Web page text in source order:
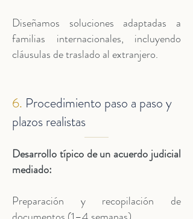
Diseñamos soluciones adaptadas a
familias internacionales, incluyendo
cláusulas de traslado al extranjero.
6. Procedimiento paso a paso y
plazos realistas
Desarrollo típico de un acuerdo judicial
mediado:
Preparación y recopilación de